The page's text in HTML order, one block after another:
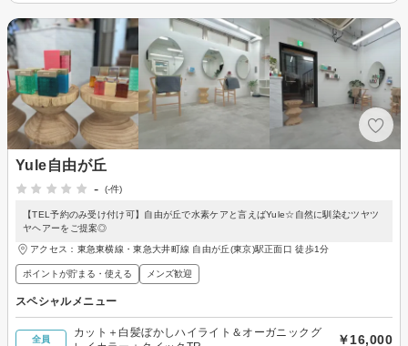
Yule自由が丘
-
(-件)
【TEL予約のみ受け付け可】自由が丘で水素ケアと言えばYule☆自然に馴染むツヤツ
ヤヘアーをご提案◎
アクセス：東急東横線・東急大井町線 自由が丘(東京)駅正面口 徒歩1分
ポイントが貯まる・使える メンズ歓迎
スペシャルメニュー
全員
カット＋白髪ぼかしハイライト＆オーガニックグ
￥16,000